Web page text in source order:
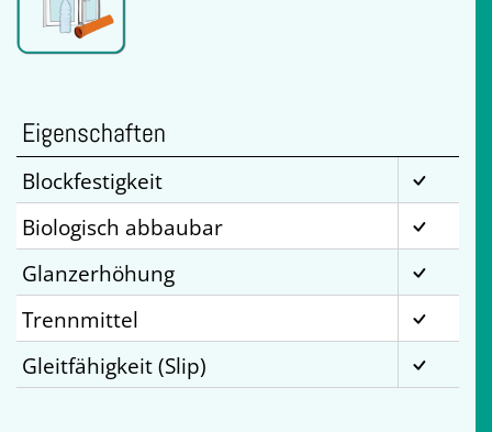
Eigenschaften
Blockfestigkeit
Biologisch abbaubar
Glanzerhöhung
Trennmittel
Gleitfähigkeit (Slip)